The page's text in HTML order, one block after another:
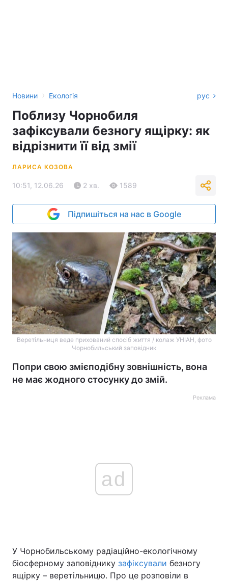
Новини › Екологія рус
Поблизу Чорнобиля
зафіксували безногу ящірку: як
відрізнити її від змії
ЛАРИСА КОЗОВА
10:51, 12.06.26 2 хв. 1589
Підпишіться на нас в Google
Веретільниця веде прихований спосіб життя / колаж УНІАН, фото
Чорнобильський заповідник
Попри свою змієподібну зовнішність, вона
не має жодного стосунку до змій.
Реклама
ad
У Чорнобильському радіаційно-екологічному
біосферному заповіднику зафіксували безногу
ящірку – веретільницю. Про це розповіли в